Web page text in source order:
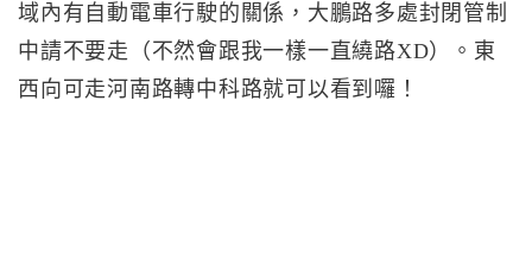
域內有自動電車行駛的關係，大鵬路多處封閉管制
中請不要走（不然會跟我一樣一直繞路XD）。東
西向可走河南路轉中科路就可以看到囉！